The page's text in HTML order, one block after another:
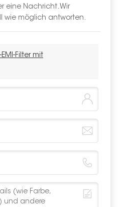
eine Nachricht. Wir
wie möglich antworten.
Filter mit